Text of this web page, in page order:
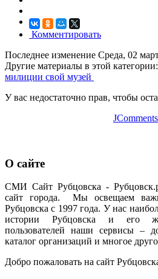
Комментировать
Последнее изменение Среда, 02
Другие материалы в этой категории:
милиции свой музей
У вас недостаточно прав, чтобы
JComments
О сайте
СМИ Сайт Рубцовска -
сайт города. Мы освещаем
Рубцовска с 1997 года. У нас
истории Рубцовска и его
пользователей наши сервисы –
каталог организаций и многое
Добро пожаловать на сайт